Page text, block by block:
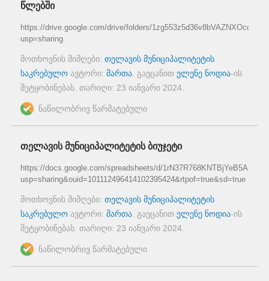
წლებში
https://drive.google.com/drive/folders/
usp=sharing
მოთხოვნის მიმღები: თელავის მუნიციპალიტეტის
საკრებულო ავტორი: მართა . გაეცანით ელენე ნოდია-ის
შეტყობინებას. თარიღი: 23 იანვარი 2024
ნაწილობრივ წარმატებული
თელავის მუნიციპალიტეტის ბიუჯეტი
https://docs.google.com/spreadsheets/d/
usp=sharing&ouid=101112496414102395424&rtpof=true&sd=true
მოთხოვნის მიმღები: თელავის მუნიციპალიტეტის
საკრებულო ავტორი: მართა . გაეცანით ელენე ნოდია-ის
შეტყობინებას. თარიღი: 23 იანვარი 2024
ნაწილობრივ წარმატებული